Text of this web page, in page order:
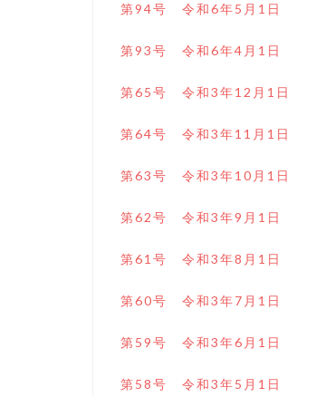
第94号 令和6年5月1日
第93号 令和6年4月1日
第65号 令和3年12月1日
第64号 令和3年11月1日
第63号 令和3年10月1日
第62号 令和3年9月1日
第61号 令和3年8月1日
第60号 令和3年7月1日
第59号 令和3年6月1日
第58号 令和3年5月1日